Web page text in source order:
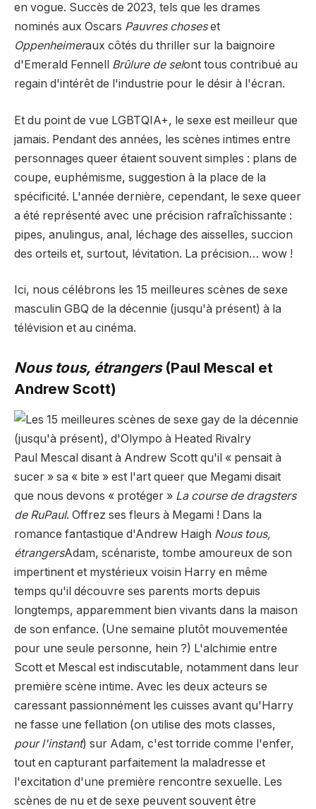
en vogue. Succès de 2023, tels que les drames
nominés aux Oscars Pauvres choseset
Oppenheimeraux côtés du thriller sur la baignoire
d'Emerald Fennell Brûlure de selont tous contribué au
regain d'intérêt de l'industrie pour le désir à l'écran.
Et du point de vue LGBTQIA+, le sexe est meilleur que
jamais. Pendant des années, les scènes intimes entre
personnages queer étaient souvent simples : plans de
coupe, euphémisme, suggestion à la place de la
spécificité. L'année dernière, cependant, le sexe queer
a été représenté avec une précision rafraîchissante :
pipes, anulingus, anal, léchage des aisselles, succion
des orteils et, surtout, lévitation. La précision… wow !
Ici, nous célébrons les 15 meilleures scènes de sexe
masculin GBQ de la décennie (jusqu'à présent) à la
télévision et au cinéma.
Nous tous, étrangers(Paul Mescal et
Andrew Scott)
Paul Mescal disant à Andrew Scott qu'il « pensait à
sucer » sa « bite » est l'art queer que Megami disait
que nous devons « protéger » La course de dragsters
de RuPaul. Offrez ses fleurs à Megami ! Dans la
romance fantastique d'Andrew Haigh Nous tous,
étrangersAdam, scénariste, tombe amoureux de son
impertinent et mystérieux voisin Harry en même
temps qu'il découvre ses parents morts depuis
longtemps, apparemment bien vivants dans la maison
de son enfance. (Une semaine plutôt mouvementée
pour une seule personne, hein ?) L'alchimie entre
Scott et Mescal est indiscutable, notamment dans leur
première scène intime. Avec les deux acteurs se
caressant passionnément les cuisses avant qu'Harry
ne fasse une fellation (on utilise des mots classes,
pour l'instant) sur Adam, c'est torride comme l'enfer,
tout en capturant parfaitement la maladresse et
l'excitation d'une première rencontre sexuelle. Les
scènes de nu et de sexe peuvent souvent être